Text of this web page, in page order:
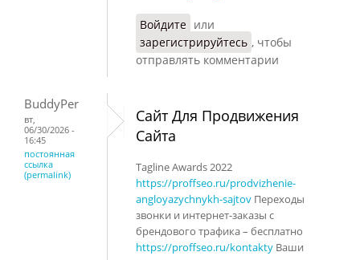
Войдите или
зарегистрируйтесь , чтобы
отправлять комментарии
BuddyPer
вт,
06/30/2026 -
16:45
постоянная
ссылка
(permalink)
Сайт Для Продвижения
Сайта
Tagline Awards 2022
https://proffseo.ru/prodvizhenie-
angloyazychnykh-sajtov Переходы
звонки и интернет-заказы с
брендового трафика – бесплатно
https://proffseo.ru/kontakty Ваши